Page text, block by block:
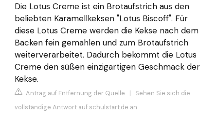
Die Lotus Creme ist ein Brotaufstrich aus den
beliebten Karamellkeksen "Lotus Biscoff". Für
diese Lotus Creme werden die Kekse nach dem
Backen fein gemahlen und zum Brotaufstrich
weiterverarbeitet. Dadurch bekommt die Lotus
Creme den süßen einzigartigen Geschmack der
Kekse.
Antrag auf Entfernung der Quelle | Sehen Sie sich die
vollständige Antwort auf schulstart.de an